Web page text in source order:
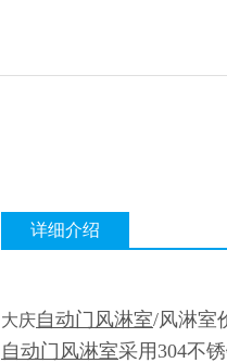
详细介绍
大庆自动门风淋室/风淋室
自动门风淋室采用304不